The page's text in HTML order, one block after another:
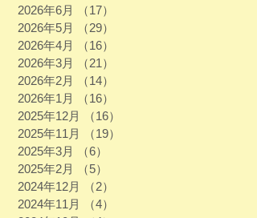
2026年6月
（17）
2026年5月
（29）
2026年4月
（16）
2026年3月
（21）
2026年2月
（14）
2026年1月
（16）
2025年12月
（16）
2025年11月
（19）
2025年3月
（6）
2025年2月
（5）
2024年12月
（2）
2024年11月
（4）